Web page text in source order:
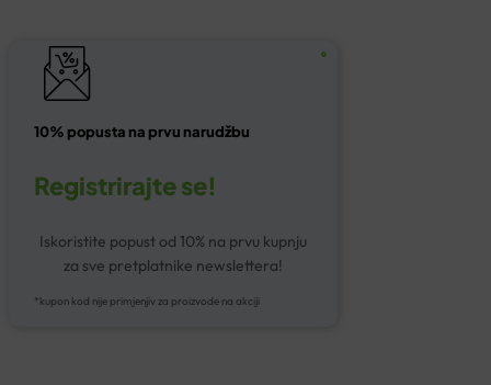
10% popusta na prvu narudžbu
Registrirajte se!
Iskoristite popust od 10% na prvu kupnju
za sve pretplatnike newslettera!
*kupon kod nije primjenjiv za proizvode na akciji